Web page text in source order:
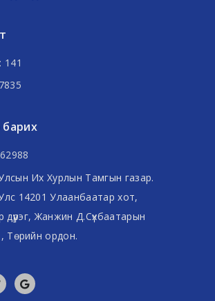
141
Их Хурлын Тамгын газар.
14201 Улаанбаатар хот,
дүүрэг, Жанжин Д.Сүхбаатарын
Төрийн ордон.